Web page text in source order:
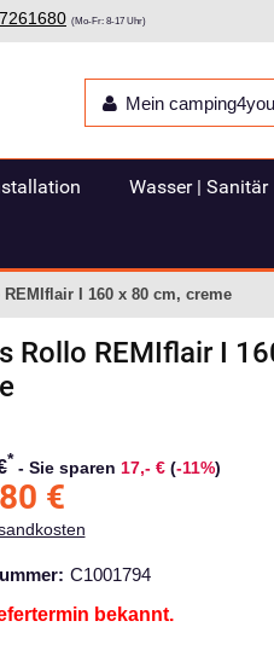
(Mo-Fr: 8-17 Uhr)
Mein camping4you
Wasser | Sanitär
I 160 x 80 cm, creme
Rollo REMIflair I
* - Sie sparen 17,- €(-11%)
€
C1001794
bekannt.